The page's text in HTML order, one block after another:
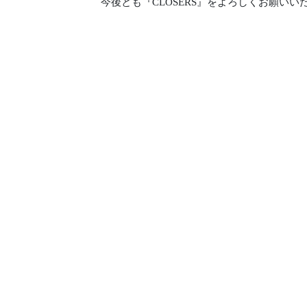
今後とも『CLOSERS』をよろしくお願いい